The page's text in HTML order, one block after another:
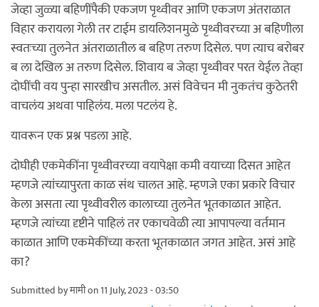
जेव्हा जुळ्या बहिणींपैकी एकजण पृथ्वीवर आणि एकजण अंतराळात
विहार करायला गेली तर टाईम डायलिशनमुळे पृथ्वीवरच्या अ बहिणीला
स्वतःच्या तुलनेत अंतराळातील ब बहिण तरुण दिसेल. पण त्याच बरोबर
ब ला देखिल अ तरुण दिसेल. शिवाय ब जेव्हा पृथ्वीवर परत येईल तेव्हा
दोघींची वय पुन्हा सारखीच असतील. असं विवेचन मी नुकतंच कुठेतरी
वाचलंय अथवा पाहिलंय. मला पटलंय हे.
यावरून एक प्रश्न पडला आहे.
दोघीही एकमेकींना पृथ्वीवरच्या वयापेक्षा कमी वयाच्या दिसत आहेत
म्हणजे त्यांच्यापुरता काळ संथ चालत आहे. म्हणजे एका प्रकारे विचार
केला असता त्या पृथ्वीवरील कालाच्या तुलनेत भूतकाळात आहेत.
म्हणजे त्यांच्या दृष्टीने पाहिलं तर एकाचवेळी त्या आपापल्या वर्तमान
काळात आणि एकमेकींच्या करता भूतकाळात जगत आहेत. असं आहे
का?
Submitted byमामीon 11 July, 2023 - 03:50